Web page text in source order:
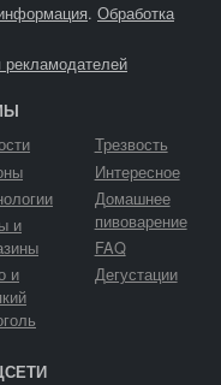
. Обработка
и
и
Трезвость
Интересное
Домашнее
пивоварение
FAQ
Дегустации